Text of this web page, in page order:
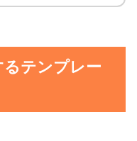
るテンプレー